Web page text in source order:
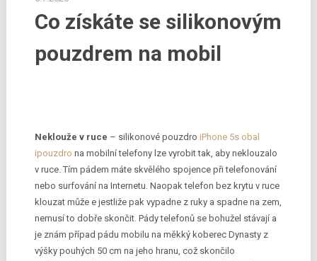
Co získáte se silikonovým
pouzdrem na mobil
Neklouže v ruce – silikonové pouzdro iPhone 5s obal
ipouzdro na mobilní telefony lze vyrobit tak, aby neklouzalo
v ruce. Tím pádem máte skvělého spojence při telefonování
nebo surfování na Internetu. Naopak telefon bez krytu v ruce
klouzat může e jestliže pak vypadne z ruky a spadne na zem,
nemusí to dobře skončit. Pády telefonů se bohužel stávají a
je znám případ pádu mobilu na měkký koberec Dynasty z
výšky pouhých 50 cm na jeho hranu, což skončilo